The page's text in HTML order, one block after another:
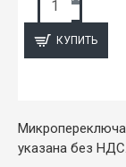
КУПИТЬ
указана без НДС.